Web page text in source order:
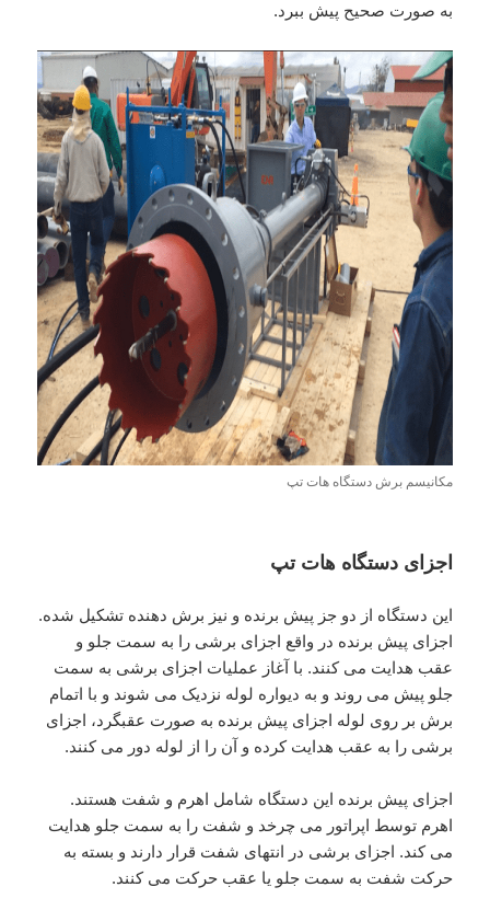
به صورت صحیح پیش ببرد.
مکانیسم برش دستگاه هات تپ
اجزای دستگاه هات تپ
این دستگاه از دو جز پیش برنده و نیز برش دهنده تشکیل شده.
اجزای پیش برنده در واقع اجزای برشی را به سمت جلو و
عقب هدایت می کنند. با آغاز عملیات اجزای برشی به سمت
جلو پیش می روند و به دیواره لوله نزدیک می شوند و با اتمام
برش بر روی لوله اجزای پیش برنده به صورت عقبگرد، اجزای
برشی را به عقب هدایت کرده و آن را از لوله دور می کنند.
اجزای پیش برنده این دستگاه شامل اهرم و شفت هستند.
اهرم توسط اپراتور می چرخد و شفت را به سمت جلو هدایت
می کند. اجزای برشی در انتهای شفت قرار دارند و بسته به
حرکت شفت به سمت جلو یا عقب حرکت می کنند.